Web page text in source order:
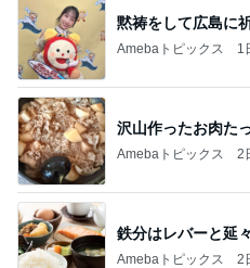
黙祷をして広島に
Amebaトピックス 1
沢山作ったお肉た
Amebaトピックス 2
鉄分はレバーと延
Amebaトピックス 2